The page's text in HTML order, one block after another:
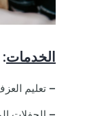
الخدمات:
– تعليم